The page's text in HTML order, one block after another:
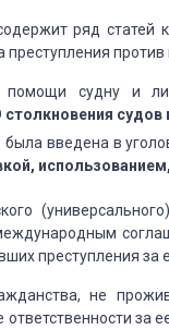
ряд статей
преступления
помощи судну и
введена в
преступления за
не
за